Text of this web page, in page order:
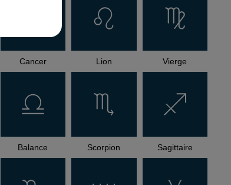
Cancer Lion Vierge
Balance Scorpion Sagittaire